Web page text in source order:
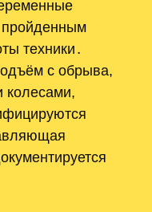
пройденным
техники․
с обрыва,
колесами,